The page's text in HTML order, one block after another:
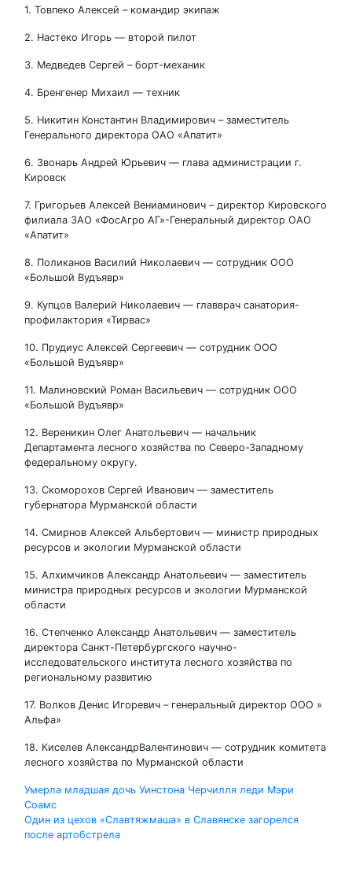
1. Товпеко Алексей – командир экипаж
2. Настеко Игорь — второй пилот
3. Медведев Сергей – борт-механик
4. Бренгенер Михаил — техник
5. Никитин Константин Владимирович – заместитель
Генерального директора ОАО «Апатит»
6. Звонарь Андрей Юрьевич — глава администрации г.
Кировск
7. Григорьев Алексей Вениаминович – директор Кировского
филиала ЗАО «ФосАгро АГ»-Генеральный директор ОАО
«Апатит»
8. Поликанов Василий Николаевич — сотрудник ООО
«Большой Вудъявр»
9. Купцов Валерий Николаевич — главврач санатория-
профилактория «Тирвас»
10. Прудиус Алексей Сергеевич — сотрудник ООО
«Большой Вудъявр»
11. Малиновский Роман Васильевич — сотрудник ООО
«Большой Вудъявр»
12. Вереникин Олег Анатольевич — начальник
Департамента лесного хозяйства по Северо-Западному
федеральному округу.
13. Скоморохов Сергей Иванович — заместитель
губернатора Мурманской области
14. Смирнов Алексей Альбертович — министр природных
ресурсов и экологии Мурманской области
15. Алхимчиков Александр Анатольевич — заместитель
министра природных ресурсов и экологии Мурманской
области
16. Степченко Александр Анатольевич — заместитель
директора Санкт-Петербургского научно-
исследовательского института лесного хозяйства по
региональному развитию
17. Волков Денис Игоревич – генеральный директор ООО »
Альфа»
18. Киселев АлександрВалентинович — сотрудник комитета
лесного хозяйства по Мурманской области
Навигация
по
Умерла младшая дочь Уинстона Черчилля леди Мэри
Соамс
Один из цехов «Славтяжмаша» в Славянске загорелся
после артобстрела